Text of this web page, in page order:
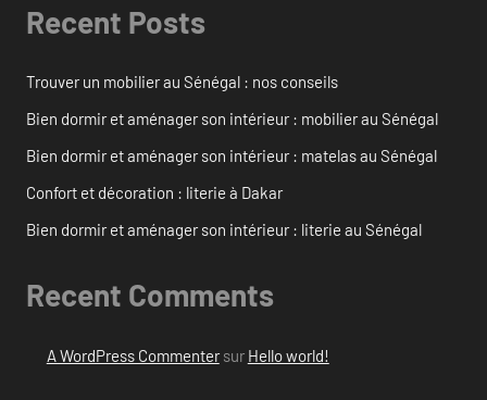
Recent Posts
Trouver un mobilier au Sénégal : nos conseils
Bien dormir et aménager son intérieur : mobilier au Sénégal
Bien dormir et aménager son intérieur : matelas au Sénégal
Confort et décoration : literie à Dakar
Bien dormir et aménager son intérieur : literie au Sénégal
Recent Comments
A WordPress Commentersur Hello world!